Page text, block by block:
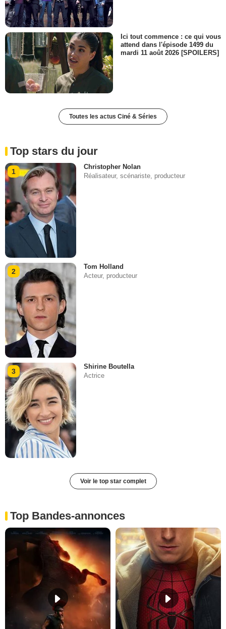
Ici tout commence : ce qui vous
attend dans l'épisode 1499 du
mardi 11 août 2026 [SPOILERS]
Toutes les actus Ciné & Séries
Top stars du jour
1
Christopher Nolan
Réalisateur, scénariste, producteur
2
Tom Holland
Acteur, producteur
3
Shirine Boutella
Actrice
Voir le top star complet
Top Bandes-annonces